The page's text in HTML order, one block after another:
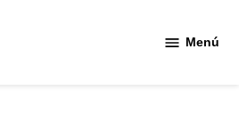
Menú